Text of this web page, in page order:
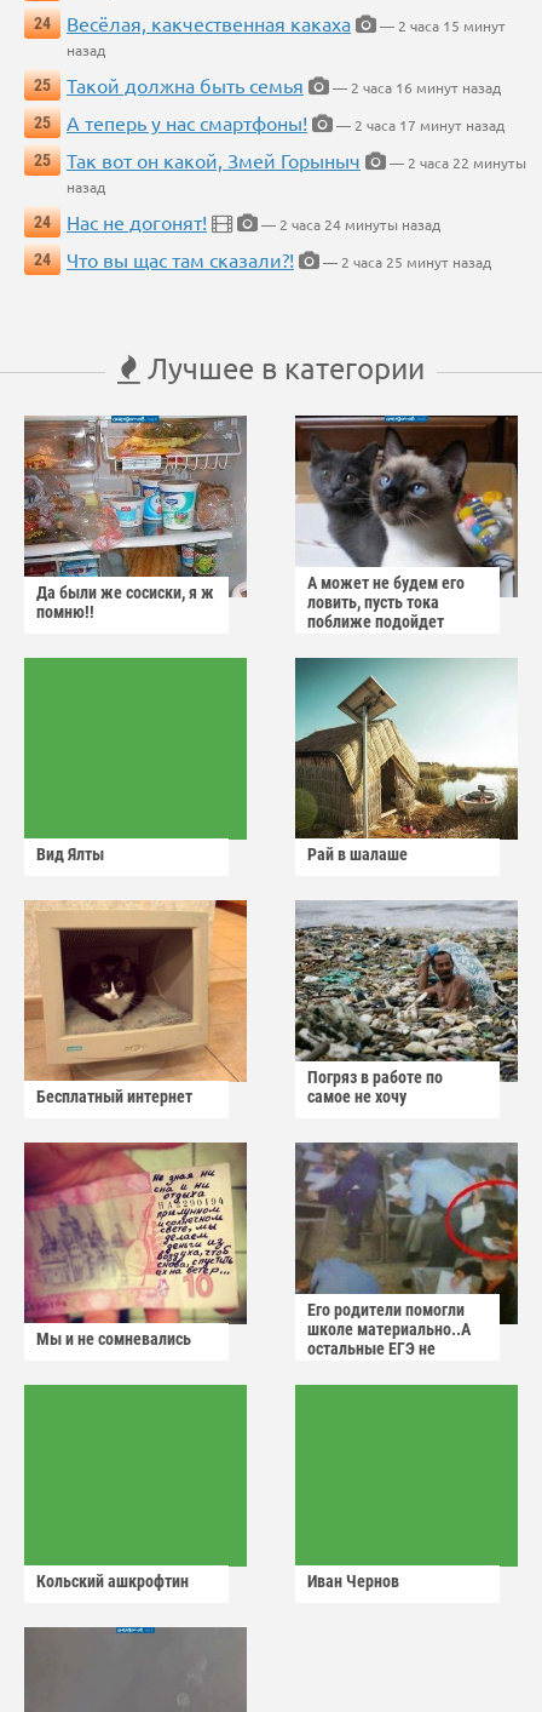
24
Весёлая, какчественная какаха
— 2 часа 15 минут
назад
25
Такой должна быть семья
— 2 часа 16 минут назад
25
А теперь у нас смартфоны!
— 2 часа 17 минут назад
25
Так вот он какой, Змей Горыныч
— 2 часа 22 минуты
назад
24
Нас не догонят!
— 2 часа 24 минуты назад
24
Что вы щас там сказали?! — 2 часа 25 минут назад
Лучшее в категории
Да были же сосиски, я ж
помню!!
А может не будем его
ловить, пусть тока
поближе подойдет
Вид Ялты Рай в шалаше
Бесплатный интернет
Погряз в работе по
самое не хочу
Мы и не сомневались
Его родители помогли
школе материально..А
остальные ЕГЭ не
Кольский ашкрофтин Иван Чернов